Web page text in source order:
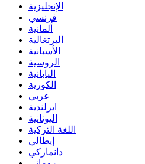
الإنجليزية
فرنسي
ألمانية
البرتغالية
الأسبانية
الروسية
اليابانية
الكورية
عربى
ايرلندية
اليونانية
اللغة التركية
إيطالي
دانماركي